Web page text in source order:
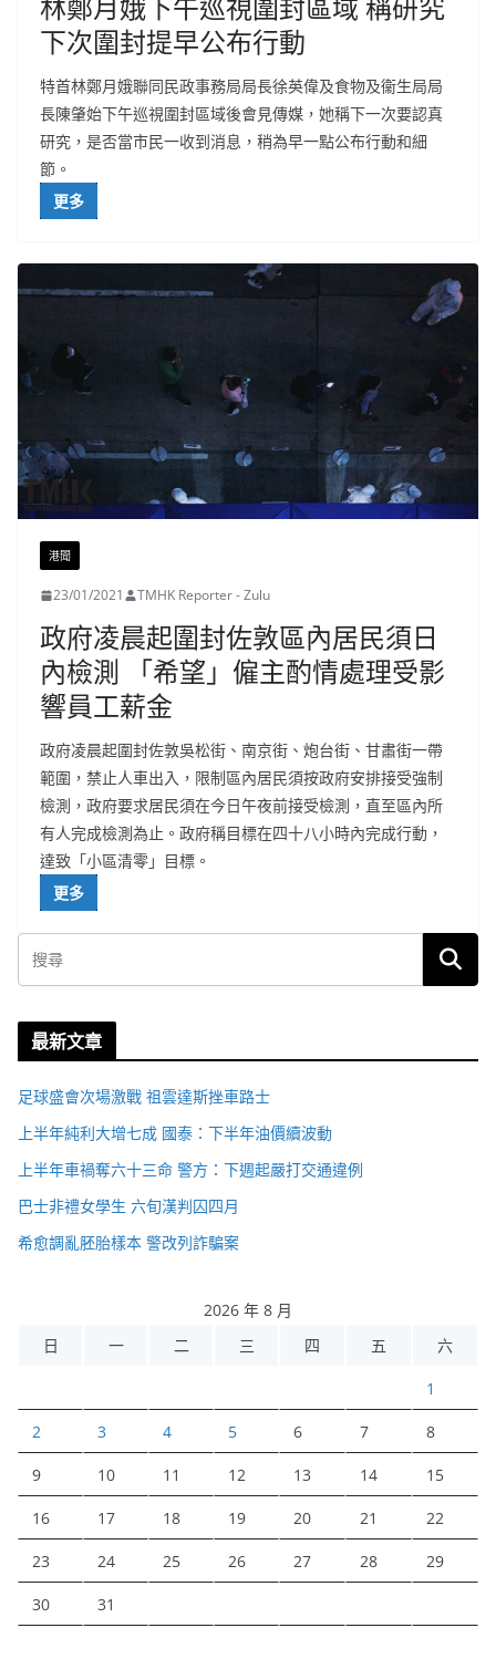
下次圍封提早公布行動
特首林鄭月娥聯同民政事務局局長徐英偉及食物及衞生局局
長陳肇始下午巡視圍封區域後會見傳媒，她稱下一次要認真
研究，是否當市民一收到消息，稍為早一點公布行動和細
節。
更多
港聞
23/01/2021 TMHK Reporter - Zulu
政府凌晨起圍封佐敦區內居民須日
內檢測 「希望」僱主酌情處理受影
響員工薪金
政府凌晨起圍封佐敦吳松街、南京街、炮台街、甘肅街一帶
範圍，禁止人車出入，限制區內居民須按政府安排接受強制
檢測，政府要求居民須在今日午夜前接受檢測，直至區內所
有人完成檢測為止。政府稱目標在四十八小時內完成行動，
達致「小區清零」目標。
更多
最新文章
足球盛會次場激戰 祖雲達斯挫車路士
上半年純利大增七成 國泰：下半年油價續波動
上半年車禍奪六十三命 警方：下週起嚴打交通違例
巴士非禮女學生 六旬漢判囚四月
希愈調亂胚胎樣本 警改列詐騙案
2026 年 8 月
日
一 二 三 四 五 六
1
2 3 4 5 6 7 8
9 10 11 12 13 14 15
16 17 18 19 20 21 22
23 24 25 26 27 28 29
30 31